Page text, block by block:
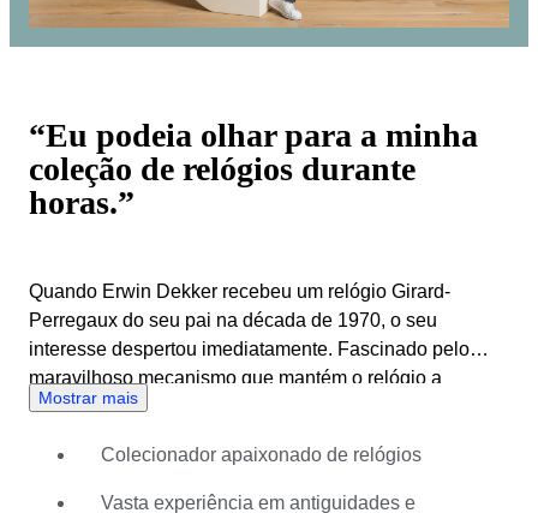
“Eu podeia olhar para a minha
coleção de relógios durante
horas.”
Quando Erwin Dekker recebeu um relógio Girard-
Perregaux do seu pai na década de 1970, o seu
interesse despertou imediatamente. Fascinado pelo
maravilhoso mecanismo que mantém o relógio a
funcionar, fez alguma pesquisa e comprou mais
antiguidades de uma forma abrangente e ficou viciado
em negociação. Na década de 1980, Erwin Dekker
Mostrar mais
Colecionador apaixonado de relógios
Vasta experiência em antiguidades e